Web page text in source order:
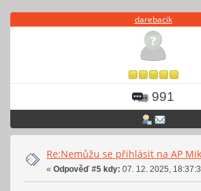
darebacik
991
Re:Nemůžu se přihlásit na AP
« Odpověď #5 kdy: 07. 12. 2025,